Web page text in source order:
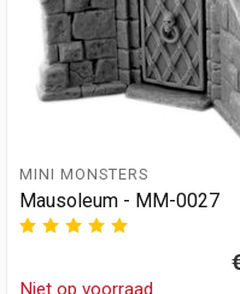
MINI MONSTERS
Mausoleum - MM-0027
Niet op voorraad